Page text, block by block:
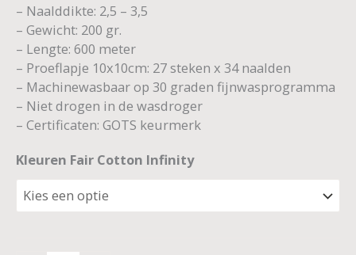
– Naalddikte: 2,5 – 3,5
– Gewicht: 200 gr.
– Lengte: 600 meter
– Proeflapje 10x10cm: 27 steken x 34 naalden
– Machinewasbaar op 30 graden fijnwasprogramma
– Niet drogen in de wasdroger
– Certificaten: GOTS keurmerk
Kleuren Fair Cotton Infinity